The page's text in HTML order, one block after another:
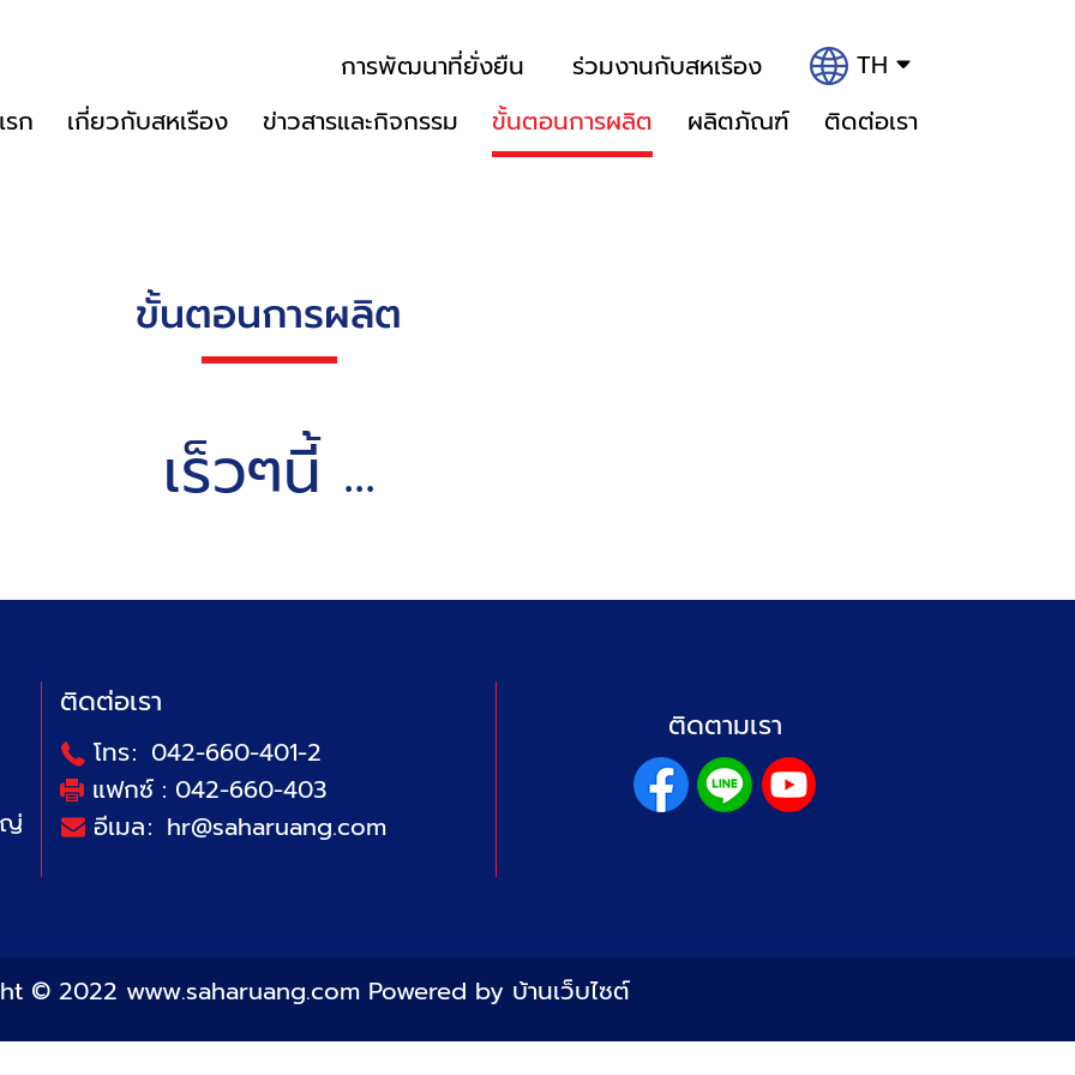
การพัฒนาที่ยั่งยืน ร่วมงานกับสหเรือง
TH
ก
เกี่ยวกับสหเรือง ข่าวสารและกิจกรรม ขั้นตอนการผลิต ผลิตภัณฑ์ ติดต่อเรา
ขั้นตอนการผลิต
เร็วๆนี้ ...
ญ่
ติดต่อเรา
โทร: 042-660-401-2
แฟกซ์ : 042-660-403
อีเมล: hr@saharuang.com
ติดตามเรา
© 2022 www.saharuang.com Powered by บ้านเว็บไซต์